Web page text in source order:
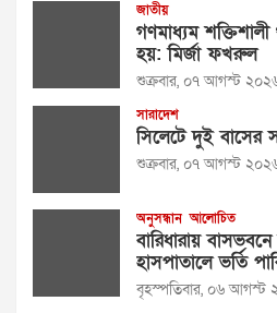
জাতীয়
গণমাধ্যম
হয়: মির্জা ফখরুল
শুক্রবার, ০৭ আগস্ট
সারাদেশ
সিলেটে দুই বাসের
শুক্রবার, ০৭ আগস্ট
অনুসন্ধান আলোচিত
বারিধারায় বাসভবনে
হাসপাতালে ভর্তি
বৃহস্পতিবার, ০৬ আগস্ট